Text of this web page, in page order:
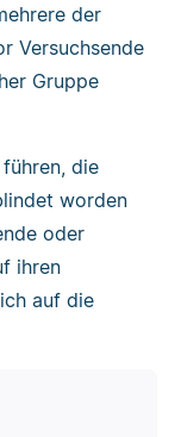
der
Versuchsende
Gruppe
die
worden
oder
ihren
auf die